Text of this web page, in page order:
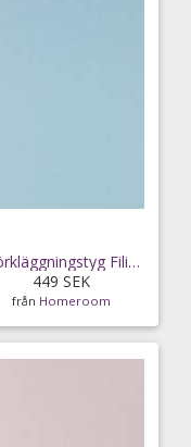
Mörkläggningstyg Filippa i 3-metersklipp
449 SEK
från Homeroom